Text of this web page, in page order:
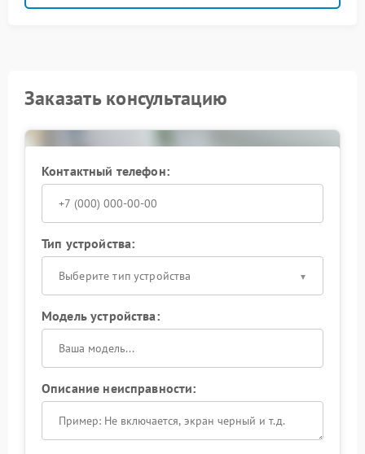
Заказать консультацию
Контактный телефон:
Тип устройства:
Выберите тип устройства
Модель устройства:
Описание неисправности: